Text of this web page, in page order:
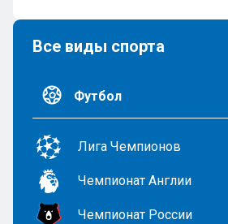
Все виды спорта
Футбол
Лига Чемпионов
Чемпионат Англии
Чемпионат России